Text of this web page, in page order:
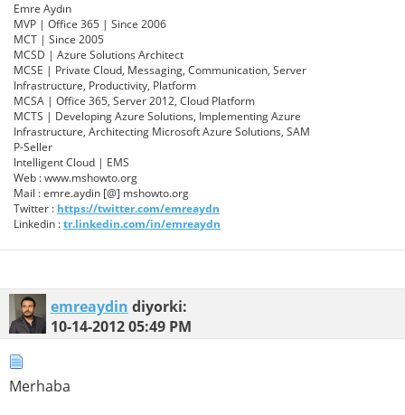
Emre Aydın
MVP | Office 365 | Since 2006
MCT | Since 2005
MCSD | Azure Solutions Architect
MCSE | Private Cloud, Messaging, Communication, Server
Infrastructure, Productivity, Platform
MCSA | Office 365, Server 2012, Cloud Platform
MCTS | Developing Azure Solutions, Implementing Azure
Infrastructure, Architecting Microsoft Azure Solutions, SAM
P-Seller
Intelligent Cloud | EMS
Web : www.mshowto.org
Mail : emre.aydin [@] mshowto.org
Twitter : https://twitter.com/emreaydn
Linkedin :tr.linkedin.com/in/emreaydn
emreaydin diyorki:
10-14-201205:49 PM
Merhaba